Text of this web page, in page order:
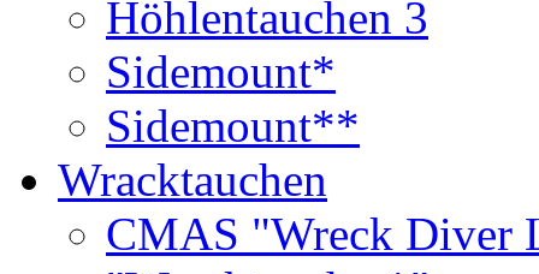
Höhlentauchen 3
Sidemount*
Sidemount**
Wracktauchen
CMAS "Wreck Diver